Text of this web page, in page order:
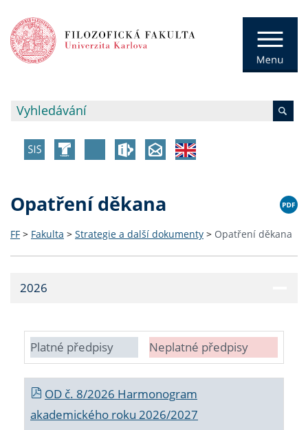
Opatření děkana
FF > Fakulta > Strategie a další dokumenty > Opatření děkana
2026
Platné předpisy Neplatné předpisy
OD č. 8/2026 Harmonogram
akademického roku 2026/2027